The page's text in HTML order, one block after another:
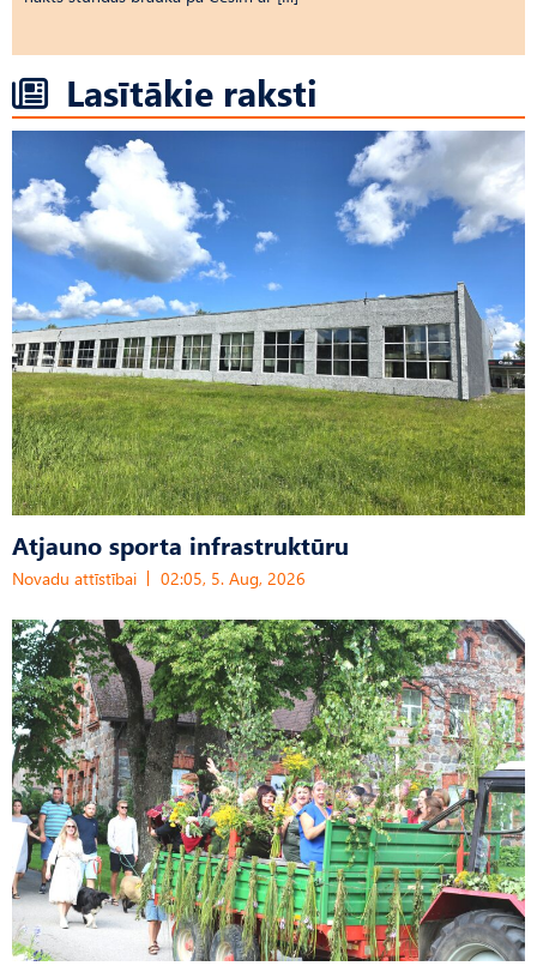
Lasītākie raksti
Atjauno sporta infrastruktūru
Novadu attīstībai 02:05, 5. Aug, 2026